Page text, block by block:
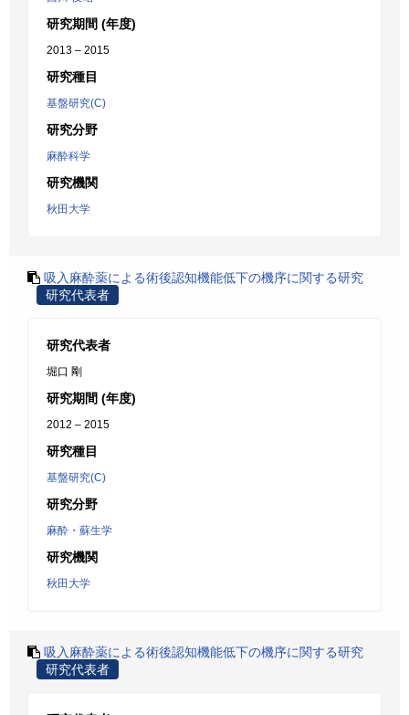
研究期間 (年度)
2013 – 2015
研究種目
基盤研究(C)
研究分野
麻酔科学
研究機関
秋田大学
吸入麻酔薬による術後認知機能低下の機序に関する研究
研究代表者
研究代表者
堀口 剛
研究期間 (年度)
2012 – 2015
研究種目
基盤研究(C)
研究分野
麻酔・蘇生学
研究機関
秋田大学
吸入麻酔薬による術後認知機能低下の機序に関する研究
研究代表者